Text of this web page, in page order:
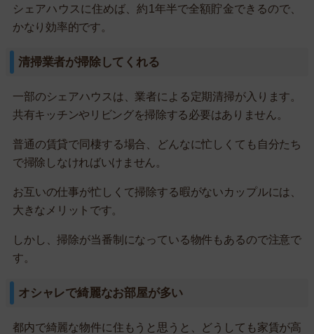
シェアハウスに住めば、約1年半で全額貯金できるので、
かなり効率的です。
清掃業者が掃除してくれる
一部のシェアハウスは、業者による定期清掃が入ります。
共有キッチンやリビングを掃除する必要はありません。
普通の賃貸で同棲する場合、どんなに忙しくても自分たち
で掃除しなければいけません。
お互いの仕事が忙しくて掃除する暇がないカップルには、
大きなメリットです。
しかし、掃除が当番制になっている物件もあるので注意で
す。
オシャレで綺麗なお部屋が多い
都内で綺麗な物件に住もうと思うと、どうしても家賃が高